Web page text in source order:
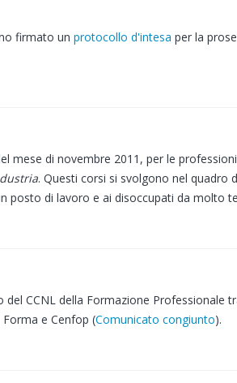
firmato un protocollo d'intesa per la
mese di novembre 2011, per le
. Questi corsi si svolgono nel quadro
posto di lavoro e ai disoccupati da molto
CCNL della Formazione Professionale
Forma e Cenfop (Comunicato congiunto).